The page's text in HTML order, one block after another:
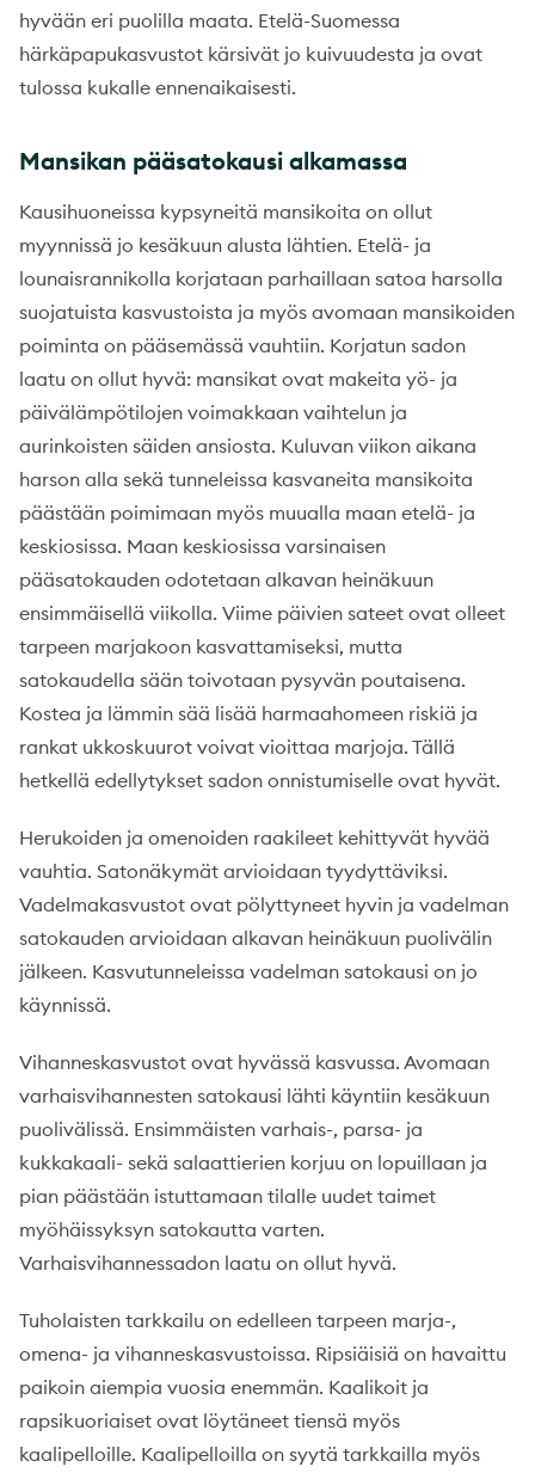
hyvään eri puolilla maata. Etelä-Suomessa
härkäpapukasvustot kärsivät jo kuivuudesta ja ovat
tulossa kukalle ennenaikaisesti.
Mansikan pääsatokausi alkamassa
Kausihuoneissa kypsyneitä mansikoita on ollut
myynnissä jo kesäkuun alusta lähtien. Etelä- ja
lounaisrannikolla korjataan parhaillaan satoa harsolla
suojatuista kasvustoista ja myös avomaan mansikoiden
poiminta on pääsemässä vauhtiin. Korjatun sadon
laatu on ollut hyvä: mansikat ovat makeita yö- ja
päivälämpötilojen voimakkaan vaihtelun ja
aurinkoisten säiden ansiosta. Kuluvan viikon aikana
harson alla sekä tunneleissa kasvaneita mansikoita
päästään poimimaan myös muualla maan etelä- ja
keskiosissa. Maan keskiosissa varsinaisen
pääsatokauden odotetaan alkavan heinäkuun
ensimmäisellä viikolla. Viime päivien sateet ovat olleet
tarpeen marjakoon kasvattamiseksi, mutta
satokaudella sään toivotaan pysyvän poutaisena.
Kostea ja lämmin sää lisää harmaahomeen riskiä ja
rankat ukkoskuurot voivat vioittaa marjoja. Tällä
hetkellä edellytykset sadon onnistumiselle ovat hyvät.
Herukoiden ja omenoiden raakileet kehittyvät hyvää
vauhtia. Satonäkymät arvioidaan tyydyttäviksi.
Vadelmakasvustot ovat pölyttyneet hyvin ja vadelman
satokauden arvioidaan alkavan heinäkuun puolivälin
jälkeen. Kasvutunneleissa vadelman satokausi on jo
käynnissä.
Vihanneskasvustot ovat hyvässä kasvussa. Avomaan
varhaisvihannesten satokausi lähti käyntiin kesäkuun
puolivälissä. Ensimmäisten varhais-, parsa- ja
kukkakaali- sekä salaattierien korjuu on lopuillaan ja
pian päästään istuttamaan tilalle uudet taimet
myöhäissyksyn satokautta varten.
Varhaisvihannessadon laatu on ollut hyvä.
Tuholaisten tarkkailu on edelleen tarpeen marja-,
omena- ja vihanneskasvustoissa. Ripsiäisiä on havaittu
paikoin aiempia vuosia enemmän. Kaalikoit ja
rapsikuoriaiset ovat löytäneet tiensä myös
kaalipelloille. Kaalipelloilla on syytä tarkkailla myös